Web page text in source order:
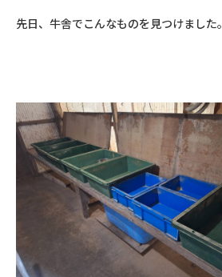
先日、牛舎でこんなものを見つけました。